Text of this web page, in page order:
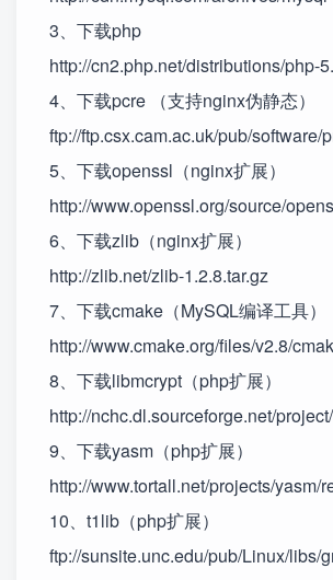
3、下载php
http://cn2.php.net/distributions/php-
4、下载pcre （支持nginx伪静态）
ftp://ftp.csx.cam.ac.uk/pub/
5、下载openssl（nginx扩展）
http://www.openssl.org/source/
6、下载zlib（nginx扩展）
http://zlib.net/zlib-1.2.8.tar.gz
7、下载cmake（MySQL编译工具）
http://www.cmake.org/files/v2.8/
8、下载libmcrypt（php扩展）
http://nchc.dl.sourceforge.net/
9、下载yasm（php扩展）
http://www.tortall.net/projects/yasm/
10、t1lib（php扩展）
ftp://sunsite.unc.edu/pub/Linux/libs/